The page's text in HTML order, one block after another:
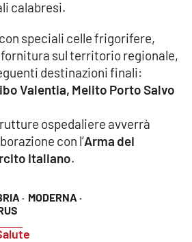
· MODERNA ·
calabresi.
speciali celle frigorifere,
sul territorio regionale,
destinazioni finali:
Valentia, Melito Porto Salvo
ospedaliere avverrà
con l’Arma dei
Italiano.